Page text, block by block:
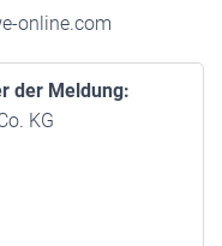
online.com
der Meldung:
KG